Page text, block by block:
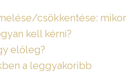
csökkentése: mikor
kell kérni?
előleg?
a leggyakoribb